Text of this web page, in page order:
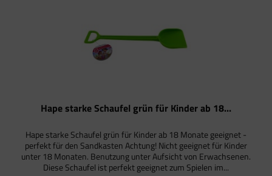
Hape starke Schaufel grün für Kinder ab 18...
Hape starke Schaufel grün für Kinder ab 18 Monate geeignet -
perfekt für den Sandkasten Achtung! Nicht geeignet für Kinder
unter 18 Monaten. Benutzung unter Aufsicht von Erwachsenen.
Diese Schaufel ist perfekt geeignet zum Spielen im...